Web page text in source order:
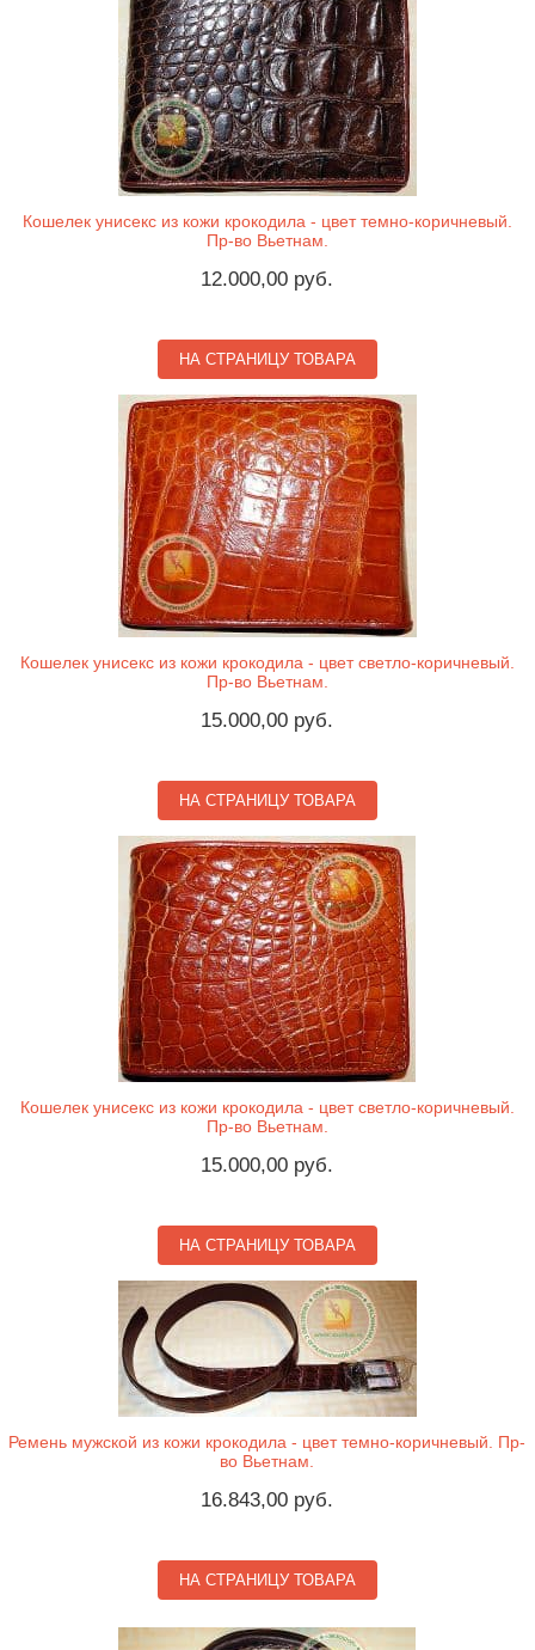
Кошелек унисекс из кожи крокодила - цвет темно-коричневый.
Пр-во Вьетнам.
12.000,00 руб.
НА СТРАНИЦУ ТОВАРА
Кошелек унисекс из кожи крокодила - цвет светло-коричневый.
Пр-во Вьетнам.
15.000,00 руб.
НА СТРАНИЦУ ТОВАРА
Кошелек унисекс из кожи крокодила - цвет светло-коричневый.
Пр-во Вьетнам.
15.000,00 руб.
НА СТРАНИЦУ ТОВАРА
Ремень мужской из кожи крокодила - цвет темно-коричневый. Пр-
во Вьетнам.
16.843,00 руб.
НА СТРАНИЦУ ТОВАРА